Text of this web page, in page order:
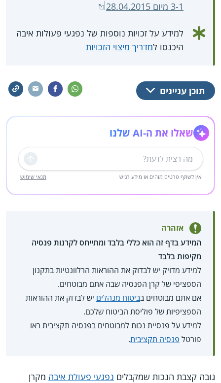
3-1 מיום 28.04.2015
למידע על זכויות נוספות של נפגעי פעולות איבה
היכנסו למדריך מיצוי הזכויות
תוכן עניינים
שאלו את ה-AI שלנו
שליחה
אין לשתף פרטים מזהים או מידע רגיש תנאי שימוש
אזהרה
המידע בדף זה הוא כללי בלבד ומתייחס לקרנות פנסיה
מקיפות בלבד
למידע מדויק יש לבדוק את ההוראות הרלוונטיות בתקנון
הספציפי של קרן הפנסיה שבה אתם מבוטחים.
אם אתם מבוטחים בביטוח מנהלים יש לבדוק את ההוראות
הספציפיות של פוליסת הביטוח שלכם.
למידע על פנסיית נכות למבוטחים בפנסיה תקציבית ראו
פורטל פנסיה תקציבית.
גובה קצבת הנכות שמקבלים נפגעי פעולת איבה מקרן